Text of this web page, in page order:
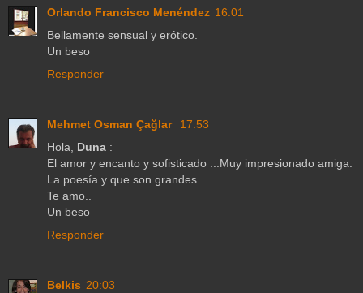
Orlando Francisco Menéndez 16:01
Bellamente sensual y erótico.
Un beso
Responder
Mehmet Osman Çağlar
17:53
Hola, Duna :
El amor y encanto y sofisticado ...Muy impresionado amiga.
La poesía y que son grandes...
Te amo..
Un beso
Responder
Belkis 20:03